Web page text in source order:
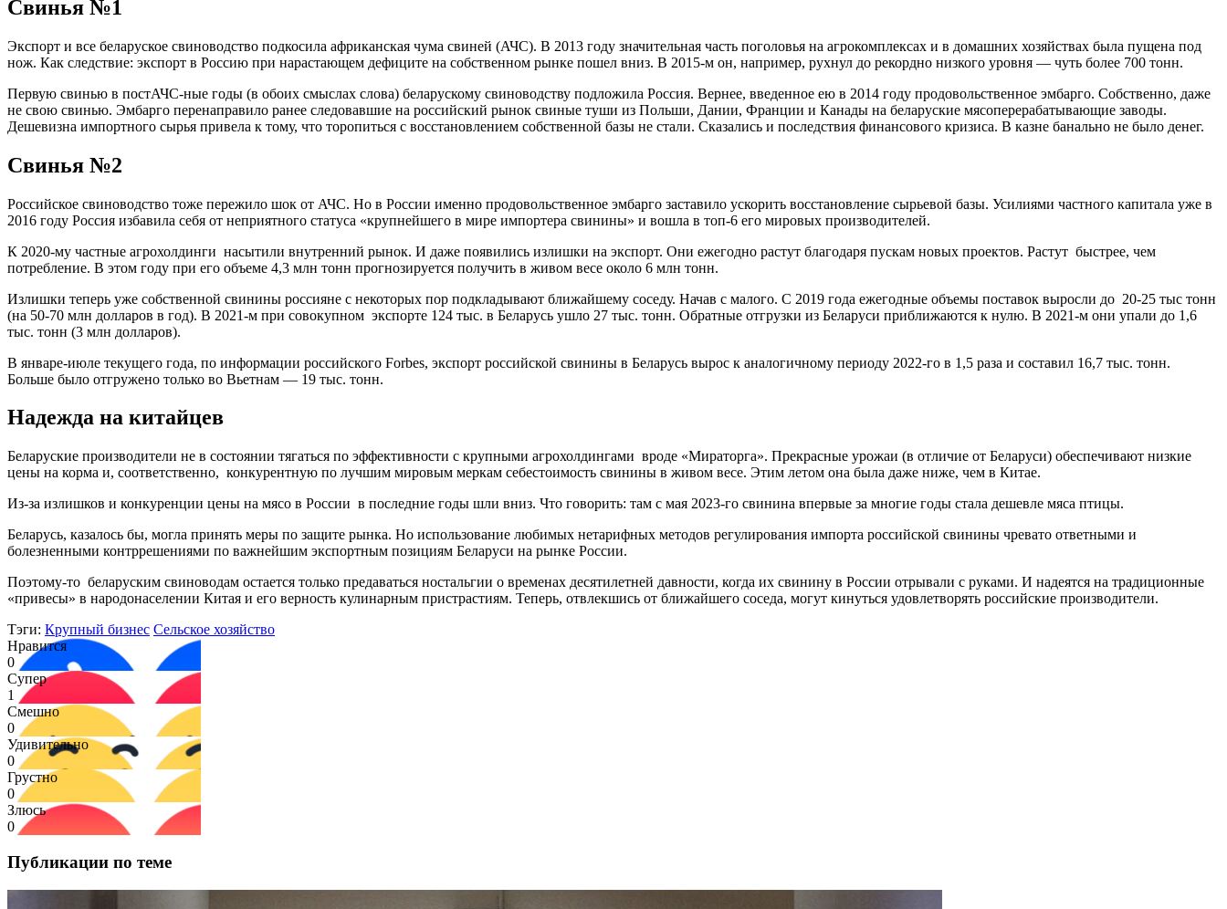
Свинья №1
Экспорт и все беларуское свиноводство подкосила африканская чума свиней (АЧС). В 2013 году значительная часть поголовья на агрокомплексах и в домашних хозяйствах была пущена под
нож. Как следствие: экспорт в Россию при нарастающем дефиците на собственном рынке пошел вниз. В 2015-м он, например, рухнул до рекордно низкого уровня — чуть более 700 тонн.
Первую свинью в постАЧС-ные годы (в обоих смыслах слова) беларускому свиноводству подложила Россия. Вернее, введенное ею в 2014 году продовольственное эмбарго. Собственно, даже
не свою свинью. Эмбарго перенаправило ранее следовавшие на российский рынок свиные туши из Польши, Дании, Франции и Канады на беларуские мясоперерабатывающие заводы.
Дешевизна импортного сырья привела к тому, что торопиться с восстановлением собственной базы не стали. Сказались и последствия финансового кризиса. В казне банально не было денег.
Свинья №2
Российское свиноводство тоже пережило шок от АЧС. Но в России именно продовольственное эмбарго заставило ускорить восстановление сырьевой базы. Усилиями частного капитала уже в
2016 году Россия избавила себя от неприятного статуса «крупнейшего в мире импортера свинины» и вошла в топ-6 его мировых производителей.
К 2020-му частные агрохолдинги насытили внутренний рынок. И даже появились излишки на экспорт. Они ежегодно растут благодаря пускам новых проектов. Растут быстрее, чем
потребление. В этом году при его объеме 4,3 млн тонн прогнозируется получить в живом весе около 6 млн тонн.
Излишки теперь уже собственной свинины россияне с некоторых пор подкладывают ближайшему соседу. Начав с малого. С 2019 года ежегодные объемы поставок выросли до 20-25 тыс тонн
(на 50-70 млн долларов в год). В 2021-м при совокупном экспорте 124 тыс. в Беларусь ушло 27 тыс. тонн. Обратные отгрузки из Беларуси приближаются к нулю. В 2021-м они упали до 1,6
тыс. тонн (3 млн долларов).
В январе-июле текущего года, по информации российского Forbes, экспорт российской свинины в Беларусь вырос к аналогичному периоду 2022-го в 1,5 раза и составил 16,7 тыс. тонн.
Больше было отгружено только во Вьетнам — 19 тыс. тонн.
Надежда на китайцев
Беларуские производители не в состоянии тягаться по эффективности с крупными агрохолдингами вроде «Мираторга». Прекрасные урожаи (в отличие от Беларуси) обеспечивают низкие
цены на корма и, соответственно, конкурентную по лучшим мировым меркам себестоимость свинины в живом весе. Этим летом она была даже ниже, чем в Китае.
Из-за излишков и конкуренции цены на мясо в России в последние годы шли вниз. Что говорить: там с мая 2023-го свинина впервые за многие годы стала дешевле мяса птицы.
Беларусь, казалось бы, могла принять меры по защите рынка. Но использование любимых нетарифных методов регулирования импорта российской свинины чревато ответными и
болезненными контррешениями по важнейшим экспортным позициям Беларуси на рынке России.
Поэтому-то беларуским свиноводам остается только предаваться ностальгии о временах десятилетней давности, когда их свинину в России отрывали с руками. И надеятся на традиционные
«привесы» в народонаселении Китая и его верность кулинарным пристрастиям. Теперь, отвлекшись от ближайшего соседа, могут кинуться удовлетворять российские производители.
Тэги: Крупный бизнес Сельское хозяйство
Нравится
0
Супер
1
Смешно
0
Удивительно
0
Грустно
0
Злюсь
0
Публикации по теме